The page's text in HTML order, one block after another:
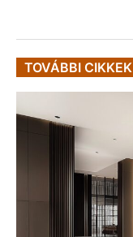
TOVÁBBI CIKKEK